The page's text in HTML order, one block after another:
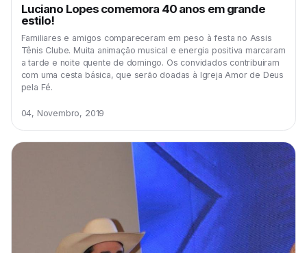
Luciano Lopes comemora 40 anos em grande
estilo!
Familiares e amigos compareceram em peso à festa no Assis
Tênis Clube. Muita animação musical e energia positiva marcaram
a tarde e noite quente de domingo. Os convidados contribuiram
com uma cesta básica, que serão doadas à Igreja Amor de Deus
pela Fé.
04, Novembro, 2019